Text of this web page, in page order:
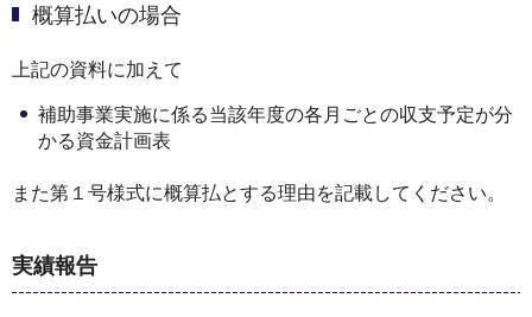
概算払いの場合
上記の資料に加えて
補助事業実施に係る当該年度の各⽉ごとの収⽀予定が分
かる資⾦計画表
また第１号様式に概算払とする理由を記載してください。
実績報告